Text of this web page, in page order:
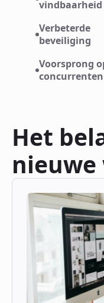
vindbaarheid
Verbeterde
beveiliging
Voorsprong
concurrenten
Het
nieuwe